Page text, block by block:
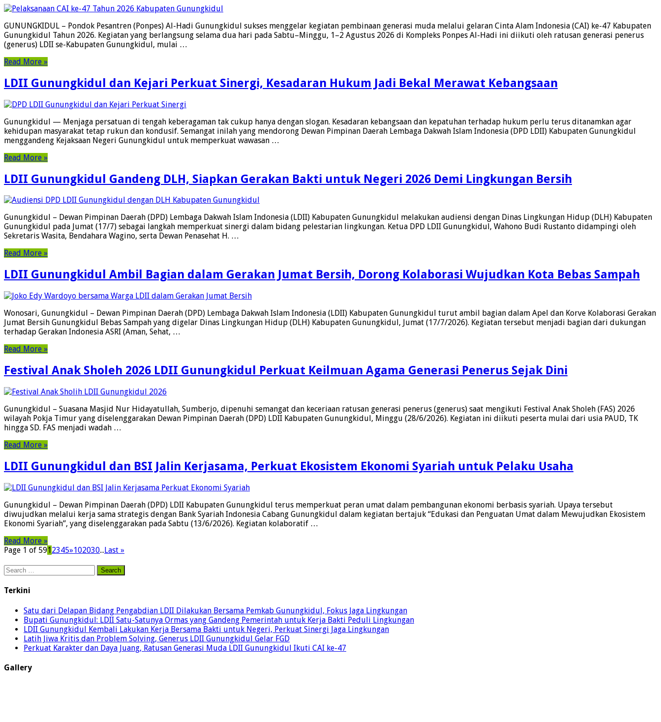
GUNUNGKIDUL – Pondok Pesantren (Ponpes) Al-Hadi Gunungkidul sukses menggelar kegiatan pembinaan generasi muda melalui gelaran Cinta Alam Indonesia (CAI) ke-47 Kabupaten
Gunungkidul Tahun 2026. Kegiatan yang berlangsung selama dua hari pada Sabtu–Minggu, 1–2 Agustus 2026 di Kompleks Ponpes Al-Hadi ini diikuti oleh ratusan generasi penerus
(generus) LDII se-Kabupaten Gunungkidul, mulai …
Read More »
LDII Gunungkidul dan Kejari Perkuat Sinergi, Kesadaran Hukum Jadi Bekal Merawat Kebangsaan
Gunungkidul — Menjaga persatuan di tengah keberagaman tak cukup hanya dengan slogan. Kesadaran kebangsaan dan kepatuhan terhadap hukum perlu terus ditanamkan agar
kehidupan masyarakat tetap rukun dan kondusif. Semangat inilah yang mendorong Dewan Pimpinan Daerah Lembaga Dakwah Islam Indonesia (DPD LDII) Kabupaten Gunungkidul
menggandeng Kejaksaan Negeri Gunungkidul untuk memperkuat wawasan …
Read More »
LDII Gunungkidul Gandeng DLH, Siapkan Gerakan Bakti untuk Negeri 2026 Demi Lingkungan Bersih
Gunungkidul – Dewan Pimpinan Daerah (DPD) Lembaga Dakwah Islam Indonesia (LDII) Kabupaten Gunungkidul melakukan audiensi dengan Dinas Lingkungan Hidup (DLH) Kabupaten
Gunungkidul pada Jumat (17/7) sebagai langkah memperkuat sinergi dalam bidang pelestarian lingkungan. Ketua DPD LDII Gunungkidul, Wahono Budi Rustanto didampingi oleh
Sekretaris Wasita, Bendahara Wagino, serta Dewan Penasehat H. …
Read More »
LDII Gunungkidul Ambil Bagian dalam Gerakan Jumat Bersih, Dorong Kolaborasi Wujudkan Kota Bebas Sampah
Wonosari, Gunungkidul – Dewan Pimpinan Daerah (DPD) Lembaga Dakwah Islam Indonesia (LDII) Kabupaten Gunungkidul turut ambil bagian dalam Apel dan Korve Kolaborasi Gerakan
Jumat Bersih Gunungkidul Bebas Sampah yang digelar Dinas Lingkungan Hidup (DLH) Kabupaten Gunungkidul, Jumat (17/7/2026). Kegiatan tersebut menjadi bagian dari dukungan
terhadap Gerakan Indonesia ASRI (Aman, Sehat, …
Read More »
Festival Anak Sholeh 2026 LDII Gunungkidul Perkuat Keilmuan Agama Generasi Penerus Sejak Dini
Gunungkidul – Suasana Masjid Nur Hidayatullah, Sumberjo, dipenuhi semangat dan keceriaan ratusan generasi penerus (generus) saat mengikuti Festival Anak Sholeh (FAS) 2026
wilayah Pokja Timur yang diselenggarakan Dewan Pimpinan Daerah (DPD) LDII Kabupaten Gunungkidul, Minggu (28/6/2026). Kegiatan ini diikuti peserta mulai dari usia PAUD, TK
hingga SD. FAS menjadi wadah …
Read More »
LDII Gunungkidul dan BSI Jalin Kerjasama, Perkuat Ekosistem Ekonomi Syariah untuk Pelaku Usaha
Gunungkidul – Dewan Pimpinan Daerah (DPD) LDII Kabupaten Gunungkidul terus memperkuat peran umat dalam pembangunan ekonomi berbasis syariah. Upaya tersebut
diwujudkan melalui kerja sama strategis dengan Bank Syariah Indonesia Cabang Gunungkidul dalam kegiatan bertajuk “Edukasi dan Penguatan Umat dalam Mewujudkan Ekosistem
Ekonomi Syariah”, yang diselenggarakan pada Sabtu (13/6/2026). Kegiatan kolaboratif …
Read More »
Page 1 of 5912345»102030...Last »
Search
for:
Terkini
Satu dari Delapan Bidang Pengabdian LDII Dilakukan Bersama Pemkab Gunungkidul, Fokus Jaga Lingkungan
Bupati Gunungkidul: LDII Satu-Satunya Ormas yang Gandeng Pemerintah untuk Kerja Bakti Peduli Lingkungan
LDII Gunungkidul Kembali Lakukan Kerja Bersama Bakti untuk Negeri, Perkuat Sinergi Jaga Lingkungan
Latih Jiwa Kritis dan Problem Solving, Generus LDII Gunungkidul Gelar FGD
Perkuat Karakter dan Daya Juang, Ratusan Generasi Muda LDII Gunungkidul Ikuti CAI ke-47
Gallery